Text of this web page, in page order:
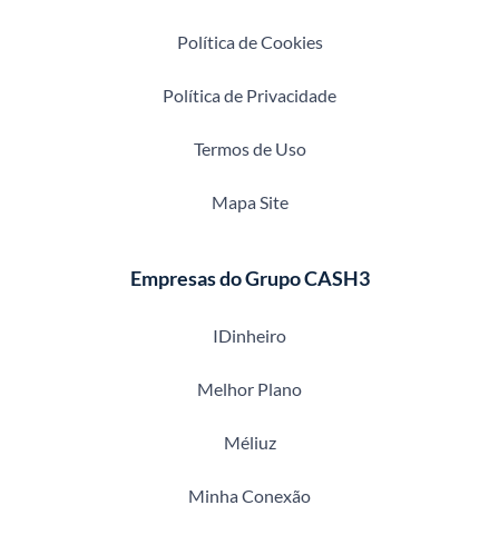
Política de Cookies
Política de Privacidade
Termos de Uso
Mapa Site
Empresas do Grupo CASH3
IDinheiro
Melhor Plano
Méliuz
Minha Conexão